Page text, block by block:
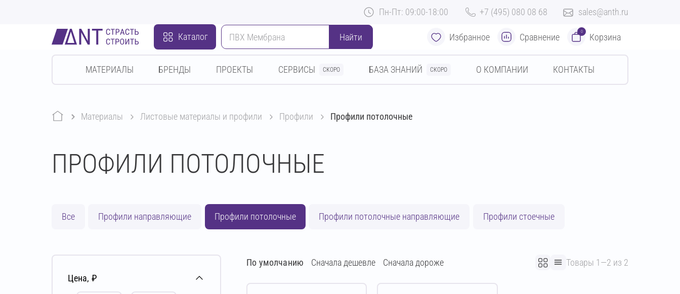
Пн-Пт: 09:00-18:00 +7 (495) 080 08 68 sales@anth.ru
Каталог Найти Избранное Сравнение
0
Корзина
МАТЕРИАЛЫ БРЕНДЫ ПРОЕКТЫ СЕРВИСЫ СКОРО БАЗА ЗНАНИЙ СКОРО О КОМПАНИИ КОНТАКТЫ
Материалы листовые материалы и профили профили Профили потолочные
ПРОФИЛИ ПОТОЛОЧНЫЕ
Все Профили направляющие Профили потолочные Профили потолочные направляющие Профили стоечные
Цена, ₽
По умолчанию Сначала дешевле Сначала дороже Товары 1—2 из 2